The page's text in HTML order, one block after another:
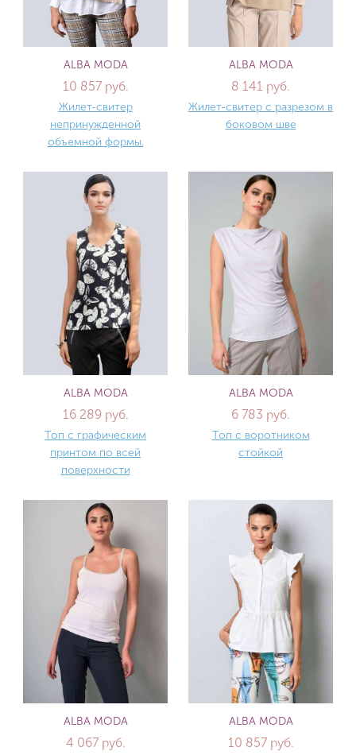
ALBA MODA
10 857 руб.
Жилет-свитер
непринужденной
объемной формы.
ALBA MODA
8 141 руб.
Жилет-свитер с разрезом в
боковом шве
ALBA MODA
16 289 руб.
Топ с графическим
принтом по всей
поверхности
ALBA MODA
6 783 руб.
Топ с воротником
стойкой
ALBA MODA
4 067 руб.
ALBA MODA
10 857 руб.